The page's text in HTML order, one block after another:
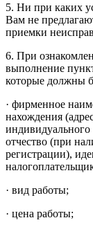
5. Ни при каких
Вам не
приемки
6. При
выполнение
которые должны
· фирменное
нахождения
отчество (при
регистрации),
· вид работы;
· цена работы;